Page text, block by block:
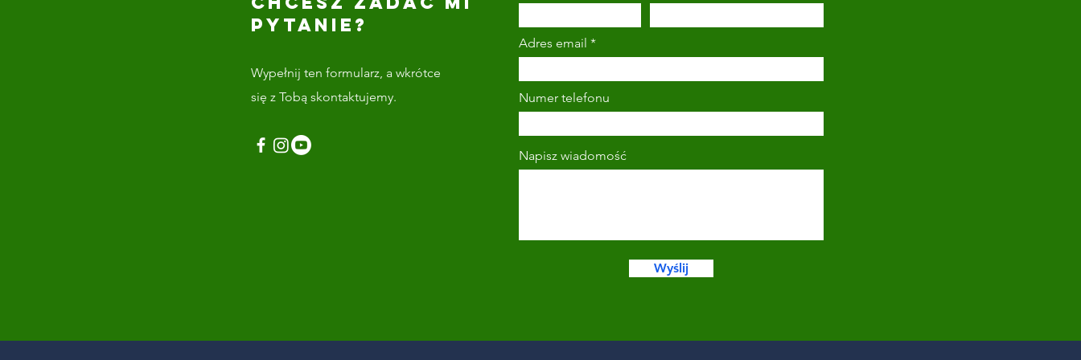
PYTANIE?
Wypełnij ten formularz, a wkrótce
się z Tobą skontaktujemy.
Adres email
Numer telefonu
Napisz wiadomość
Wyślij